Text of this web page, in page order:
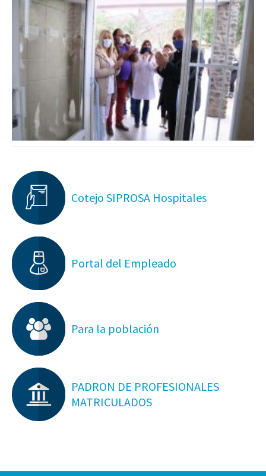
Cotejo SIPROSA Hospitales
Portal del Empleado
Para la población
PADRON DE PROFESIONALES
MATRICULADOS